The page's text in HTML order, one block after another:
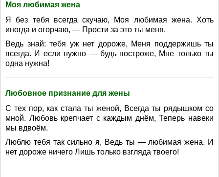
Моя любимая жена
Я без тебя всегда скучаю, Моя любимая жена. Хоть
иногда и огорчаю, — Прости за это ты меня.
Ведь знай: тебя уж нет дороже, Меня поддержишь ты
всегда. И если нужно — будь построже, Мне только ты
одна нужна!
Любовное признание для жены
С тех пор, как стала ты женой, Всегда ты рядышком со
мной. Любовь крепчает с каждым днём, Теперь навеки
мы вдвоём.
Люблю тебя так сильно я, Ведь ты — любимая жена. И
нет дороже ничего Лишь только взгляда твоего!